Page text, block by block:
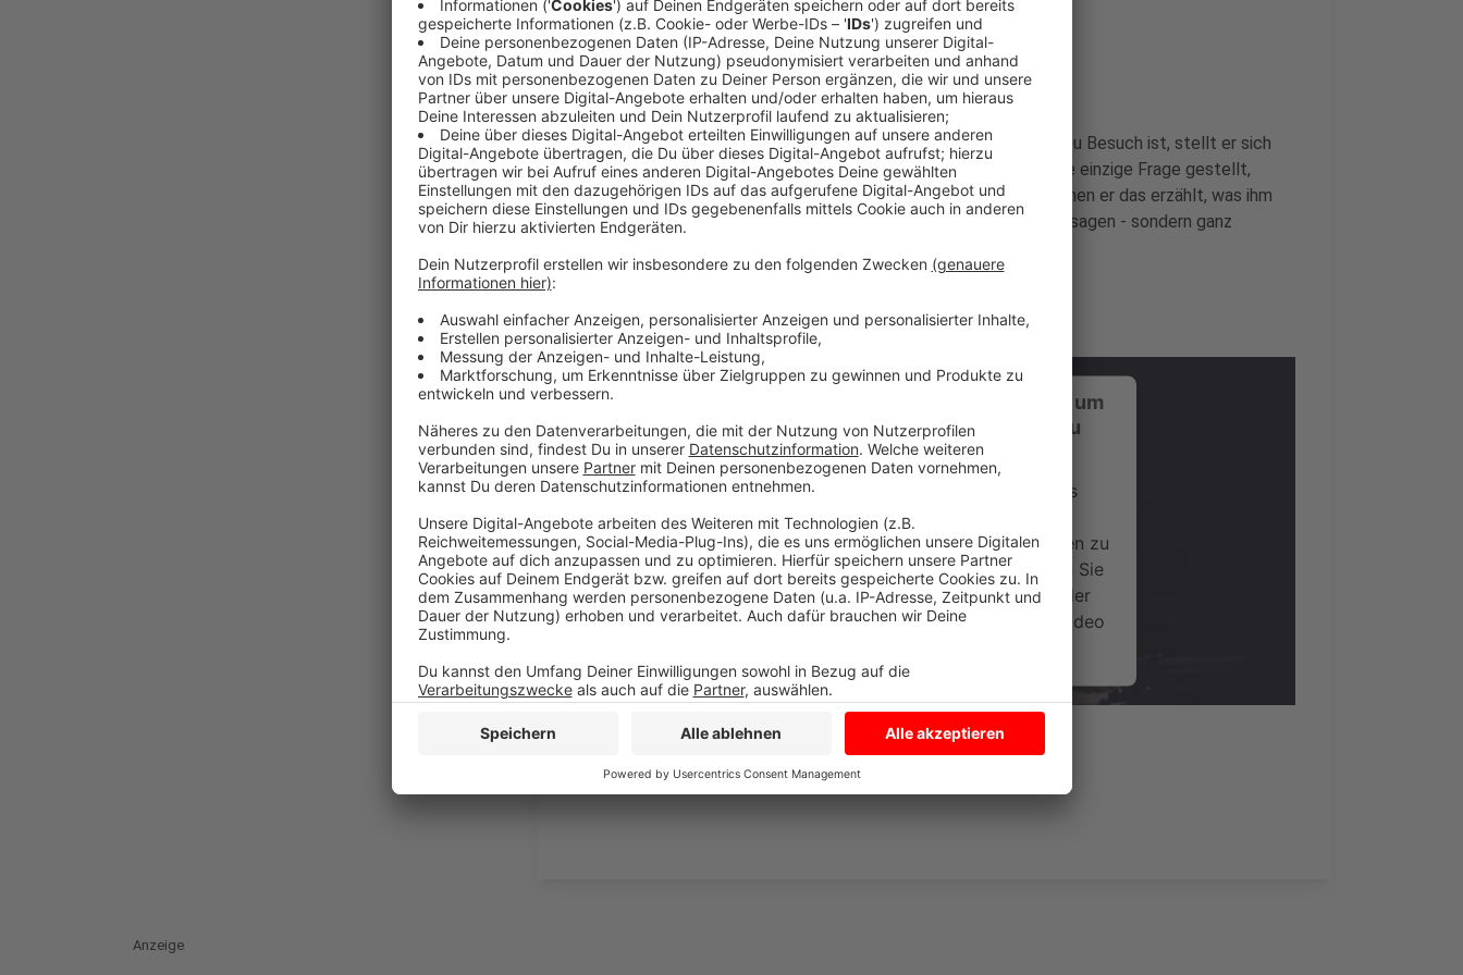
Ein Promi, keine Fragen und fünf Gegenstände
Anzeige
Wenn ein Popstar, Comedian, Schauspieler oder Politiker bei uns zu Besuch ist, stellt er sich
auch dem besonderen Video-Interview „Fünf für". Dabei wird keine einzige Frage gestellt,
sondern dem Gast einfach fünf Dinge in die Hand gedrückt, zu denen er das erzählt, was ihm
als Erstes einfällt. Keine Standardantworten, keine Promotionaussagen - sondern ganz
Wir benötigen Ihre Zustimmung, um
den YouTube Video-Service zu
laden!
Wir verwenden einen Service eines
Drittanbieters, um Videoinhalte
einzubetten. Dieser Service kann Daten zu
Ihren Aktivitäten sammeln. Bitte lesen Sie
die Details durch und stimmen Sie der
Nutzung des Service zu, um dieses Video
Akzeptieren
powered by
Usercentrics Consent Management
Fünf für Mario Barth
Anzeige
Anzeige